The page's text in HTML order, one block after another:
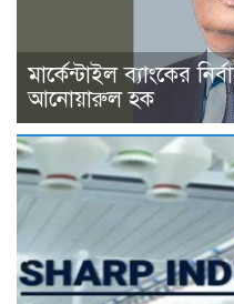
মার্কেন্টাইল ব্যাংকের
আনোয়ারুল হক